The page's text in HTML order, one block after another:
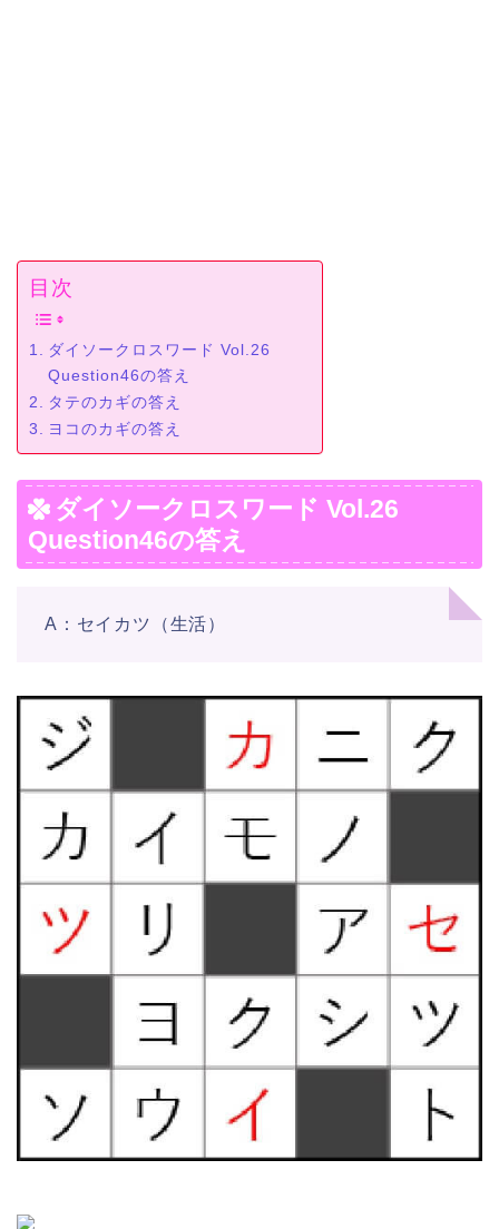
目次
ダイソークロスワード Vol.26
Question46の答え
タテのカギの答え
ヨコのカギの答え
ダイソークロスワード Vol.26
Question46の答え
A：セイカツ（生活）